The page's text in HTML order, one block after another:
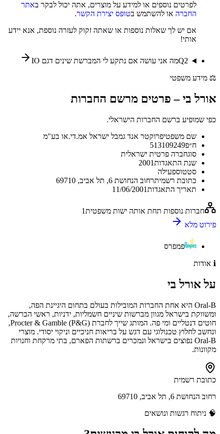
לפרטים נוספים או למידע על מוצרים, אתה יכול לבקר באתר
החברה או להשתמש בטופס יצירת הקשר.
אם יש לך שאלות נוספות או שאתה זקוק לעזרה נוספת, אנא יידע
אותי!
Q2 מה אני עושה אם נתקע לי המברשת שינים דגם IO
⚖️ מידע משפטי
אורל בי– פרטים מרשם החברות
כפי שמופיע ברשם החברות הישראלי.
שם משפטיפרוקטר אנד גמבל ישראל אמ.די.או בע"מ
ח״פ513109249
סוגחברה פרטית ישראלית
שנת התאגדות2001
סטטוספעילה
כתובת רשמיתרחוב הנחושת 6, תל אביב, 69710
תאריך התאגדות11/06/2001
חברות נוספות תחת אותה ישות משפטית1
פירוט מלא
פמפרס
ℹ️ אודות
עלאורל בי
Oral‑B היא אחת החברות המובילות בעולם בתחום היגיינת הפה,
ומשווקת בישראל מגוון מברשות שיניים חשמליות, ידניות, ראשי הברשה,
חוטים דנטליים ומי פה. המותג שייך לחברת Procter & Gamble (P&G),
ונחשב לחלוץ טכנולוגי עם דגש על בריאות חניכיים וניקוי יסודי. מוצרי
Oral‑B נפוצים בישראל ונמכרים ברשתות הפארם, בתי מרקחת וחנויות
מקוונות.
כתובת רשמית
רחוב הנחושת 6, תל אביב, 69710
🧠 ניתוח רגשות ונושאים